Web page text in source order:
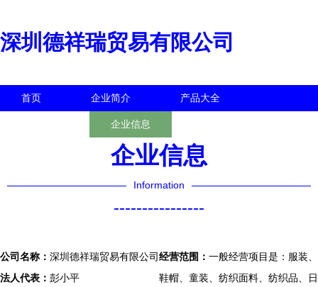
深圳德祥瑞贸易有限公司
首页 企业简介 产品大全
企业信息
企业信息
Information
----------------
公司名称： 深圳德祥瑞贸易有限公司
法人代表： 彭小平
经营范围： 一般经营项目是：服装、
鞋帽、童装、纺织面料、纺织品、日